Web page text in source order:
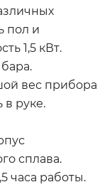
пол и
1,5 кВт.
вес прибора
в руке.
сплава.
часа работы.